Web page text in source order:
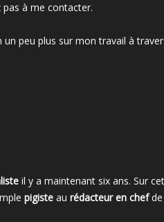
pas à me contacter.
un peu plus sur mon travail à
il y a maintenant six ans. Sur
pigiste au rédacteur en chefde